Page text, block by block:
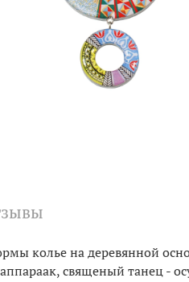
колье на деревянной
священый танец -